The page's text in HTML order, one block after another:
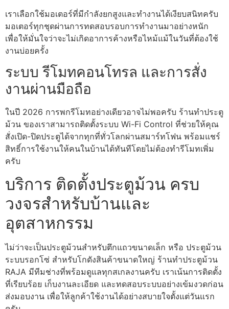
เราเลือกใช้มอเตอร์ที่มีกำลังยกสูงและทำงานได้เงียบสนิทครับ
มอเตอร์ทุกชุดผ่านการทดสอบรอบการทำงานมาอย่างหนัก
เพื่อให้มั่นใจว่าจะไม่เกิดอาการค้างหรือไหม้แม้ในวันที่ต้องใช้
งานบ่อยครั้ง
ระบบ รีโมทคอนโทรล และการสั่ง
งานผ่านมือถือ
ในปี 2026 การพกรีโมทอย่างเดียวอาจไม่พอครับ ร้านทําประตู
ม้วน ของเราสามารถติดตั้งระบบ Wi-Fi Control ที่ช่วยให้คุณ
สั่งเปิด-ปิดประตูได้จากทุกที่ทั่วโลกผ่านสมาร์ทโฟน พร้อมแชร์
สิทธิ์การใช้งานให้คนในบ้านได้ทันทีโดยไม่ต้องทำรีโมทเพิ่ม
ครับ
บริการ ติดตั้งประตูม้วน ครบ
วงจรสำหรับบ้านและ
อุตสาหกรรม
ไม่ว่าจะเป็นประตูม้วนสำหรับตึกแถวขนาดเล็ก หรือ ประตูม้วน
ระบบรอกโซ่ สำหรับโกดังสินค้าขนาดใหญ่ ร้านทําประตูม้วน
RAJA มีทีมช่างที่พร้อมดูแลทุกสเกลงานครับ เราเน้นการติดตั้ง
ที่เรียบร้อย เก็บงานละเอียด และทดสอบระบบอย่างเข้มงวดก่อน
ส่งมอบงาน เพื่อให้ลูกค้าใช้งานได้อย่างสบายใจตั้งแต่วันแรก